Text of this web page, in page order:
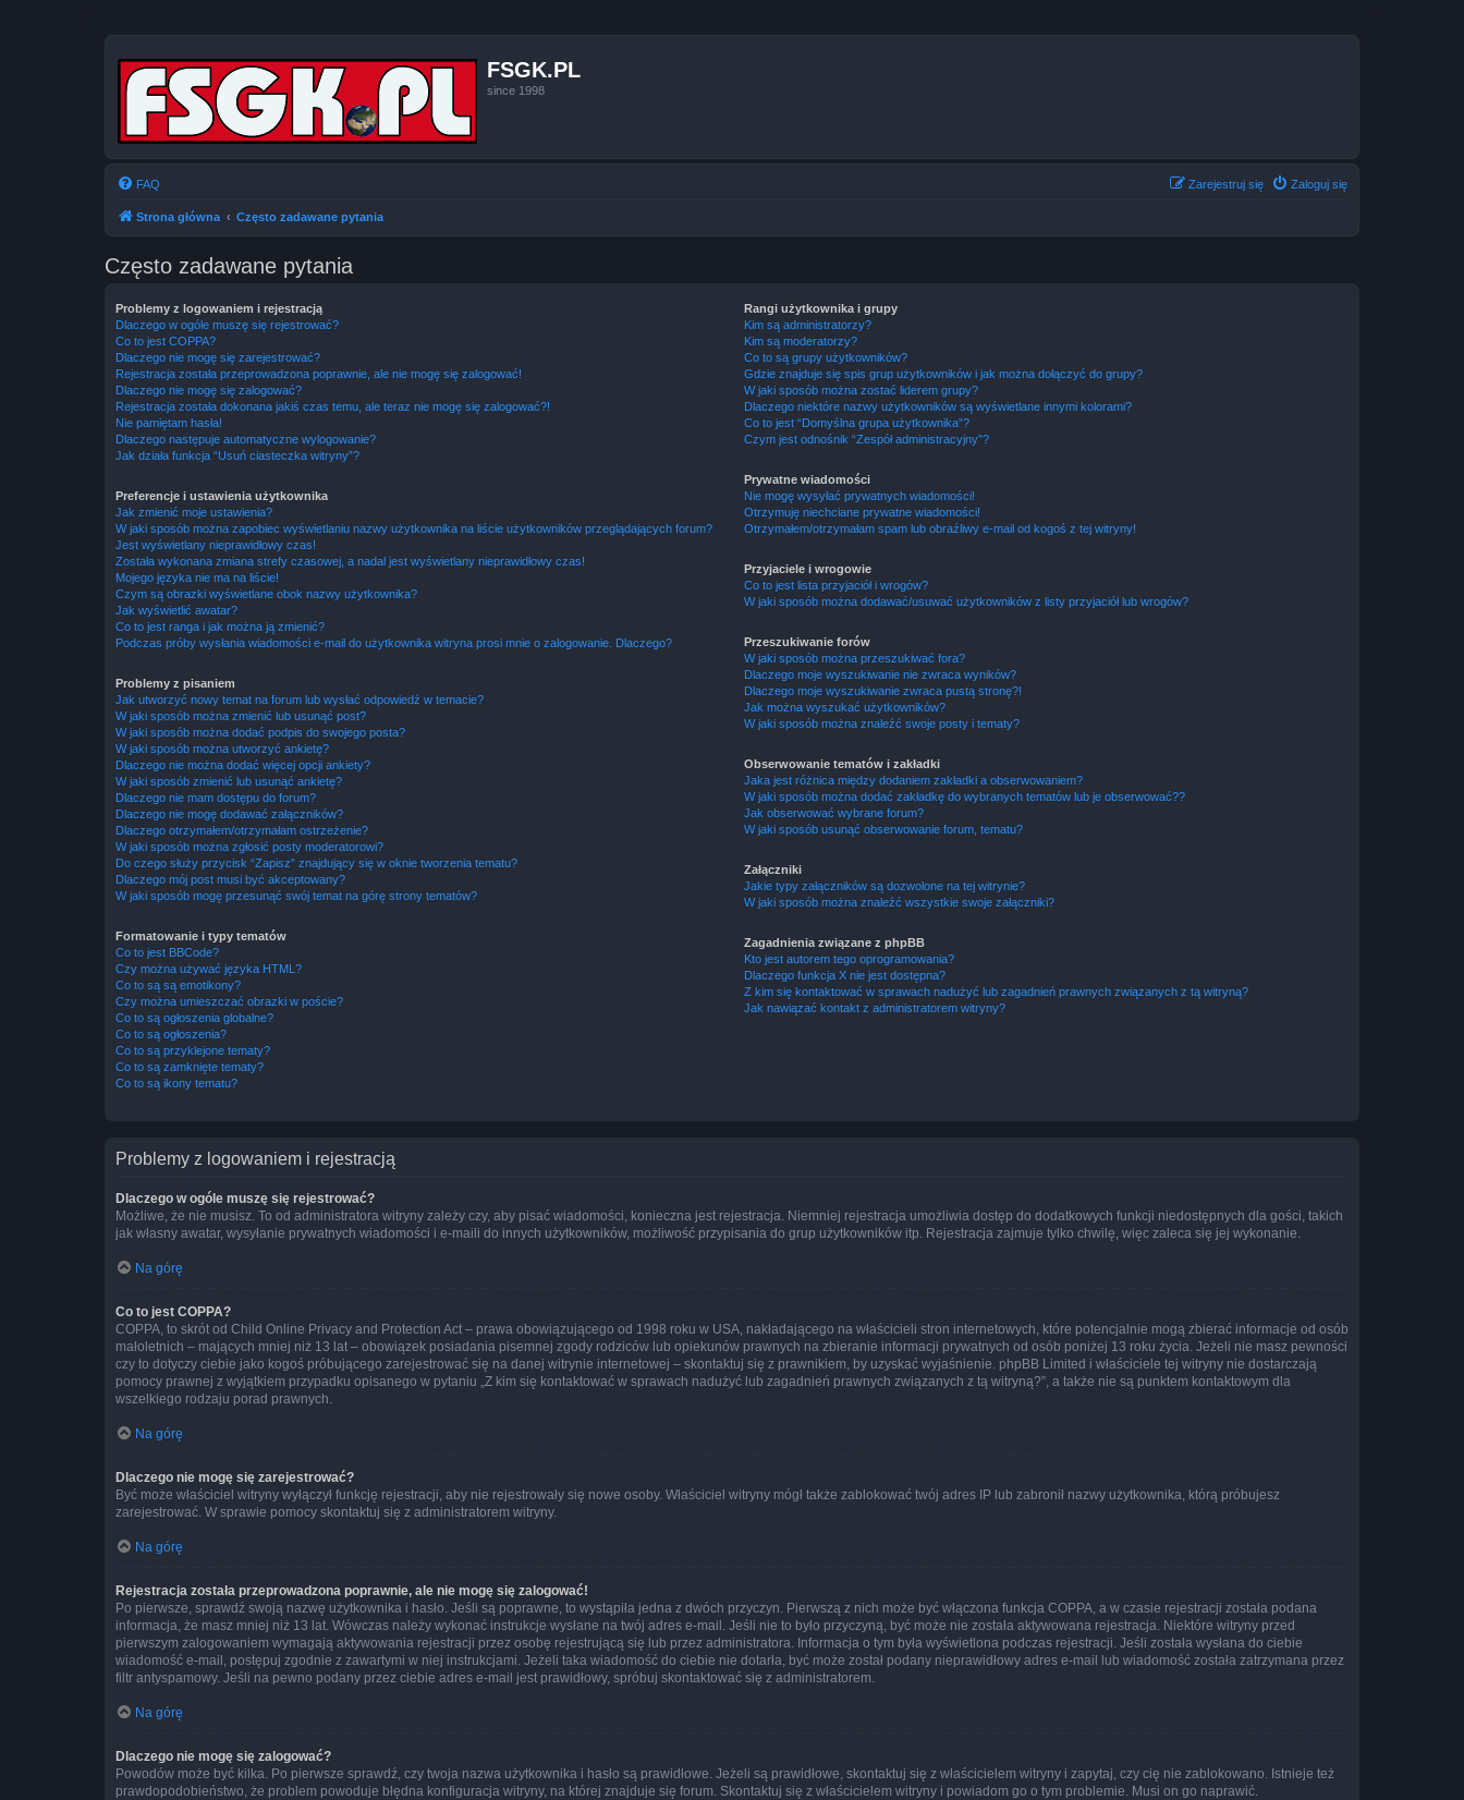
FSGK.PL
since 1998
FAQ Zaloguj się
Zarejestruj się
Strona główna Często zadawane pytania
Często zadawane pytania
Problemy z logowaniem i rejestracją
Dlaczego w ogóle muszę się rejestrować?
Co to jest COPPA?
Dlaczego nie mogę się zarejestrować?
Rejestracja została przeprowadzona poprawnie, ale nie mogę się zalogować!
Dlaczego nie mogę się zalogować?
Rejestracja została dokonana jakiś czas temu, ale teraz nie mogę się zalogować?!
Nie pamiętam hasła!
Dlaczego następuje automatyczne wylogowanie?
Jak działa funkcja “Usuń ciasteczka witryny”?
Preferencje i ustawienia użytkownika
Jak zmienić moje ustawienia?
W jaki sposób można zapobiec wyświetlaniu nazwy użytkownika na liście użytkowników przeglądających forum?
Jest wyświetlany nieprawidłowy czas!
Została wykonana zmiana strefy czasowej, a nadal jest wyświetlany nieprawidłowy czas!
Mojego języka nie ma na liście!
Czym są obrazki wyświetlane obok nazwy użytkownika?
Jak wyświetlić awatar?
Co to jest ranga i jak można ją zmienić?
Podczas próby wysłania wiadomości e-mail do użytkownika witryna prosi mnie o zalogowanie. Dlaczego?
Problemy z pisaniem
Jak utworzyć nowy temat na forum lub wysłać odpowiedź w temacie?
W jaki sposób można zmienić lub usunąć post?
W jaki sposób można dodać podpis do swojego posta?
W jaki sposób można utworzyć ankietę?
Dlaczego nie można dodać więcej opcji ankiety?
W jaki sposób zmienić lub usunąć ankietę?
Dlaczego nie mam dostępu do forum?
Dlaczego nie mogę dodawać załączników?
Dlaczego otrzymałem/otrzymałam ostrzeżenie?
W jaki sposób można zgłosić posty moderatorowi?
Do czego służy przycisk “Zapisz” znajdujący się w oknie tworzenia tematu?
Dlaczego mój post musi być akceptowany?
W jaki sposób mogę przesunąć swój temat na górę strony tematów?
Formatowanie i typy tematów
Co to jest BBCode?
Czy można używać języka HTML?
Co to są są emotikony?
Czy można umieszczać obrazki w poście?
Co to są ogłoszenia globalne?
Co to są ogłoszenia?
Co to są przyklejone tematy?
Co to są zamknięte tematy?
Co to są ikony tematu?
Rangi użytkownika i grupy
Kim są administratorzy?
Kim są moderatorzy?
Co to są grupy użytkowników?
Gdzie znajduje się spis grup użytkowników i jak można dołączyć do grupy?
W jaki sposób można zostać liderem grupy?
Dlaczego niektóre nazwy użytkowników są wyświetlane innymi kolorami?
Co to jest “Domyślna grupa użytkownika”?
Czym jest odnośnik “Zespół administracyjny”?
Prywatne wiadomości
Nie mogę wysyłać prywatnych wiadomości!
Otrzymuję niechciane prywatne wiadomości!
Otrzymałem/otrzymałam spam lub obraźliwy e-mail od kogoś z tej witryny!
Przyjaciele i wrogowie
Co to jest lista przyjaciół i wrogów?
W jaki sposób można dodawać/usuwać użytkowników z listy przyjaciół lub wrogów?
Przeszukiwanie forów
W jaki sposób można przeszukiwać fora?
Dlaczego moje wyszukiwanie nie zwraca wyników?
Dlaczego moje wyszukiwanie zwraca pustą stronę?!
Jak można wyszukać użytkowników?
W jaki sposób można znaleźć swoje posty i tematy?
Obserwowanie tematów i zakładki
Jaka jest różnica między dodaniem zakładki a obserwowaniem?
W jaki sposób można dodać zakładkę do wybranych tematów lub je obserwować??
Jak obserwować wybrane forum?
W jaki sposób usunąć obserwowanie forum, tematu?
Załączniki
Jakie typy załączników są dozwolone na tej witrynie?
W jaki sposób można znaleźć wszystkie swoje załączniki?
Zagadnienia związane z phpBB
Kto jest autorem tego oprogramowania?
Dlaczego funkcja X nie jest dostępna?
Z kim się kontaktować w sprawach nadużyć lub zagadnień prawnych związanych z tą witryną?
Jak nawiązać kontakt z administratorem witryny?
Problemy z logowaniem i rejestracją
Dlaczego w ogóle muszę się rejestrować?
Możliwe, że nie musisz. To od administratora witryny zależy czy, aby pisać wiadomości, konieczna jest rejestracja. Niemniej rejestracja umożliwia dostęp do dodatkowych funkcji niedostępnych dla gości, takich
jak własny awatar, wysyłanie prywatnych wiadomości i e-maili do innych użytkowników, możliwość przypisania do grup użytkowników itp. Rejestracja zajmuje tylko chwilę, więc zaleca się jej wykonanie.
Na górę
Co to jest COPPA?
COPPA, to skrót od Child Online Privacy and Protection Act – prawa obowiązującego od 1998 roku w USA, nakładającego na właścicieli stron internetowych, które potencjalnie mogą zbierać informacje od osób
małoletnich – mających mniej niż 13 lat – obowiązek posiadania pisemnej zgody rodziców lub opiekunów prawnych na zbieranie informacji prywatnych od osób poniżej 13 roku życia. Jeżeli nie masz pewności
czy to dotyczy ciebie jako kogoś próbującego zarejestrować się na danej witrynie internetowej – skontaktuj się z prawnikiem, by uzyskać wyjaśnienie. phpBB Limited i właściciele tej witryny nie dostarczają
pomocy prawnej z wyjątkiem przypadku opisanego w pytaniu „Z kim się kontaktować w sprawach nadużyć lub zagadnień prawnych związanych z tą witryną?”, a także nie są punktem kontaktowym dla
wszelkiego rodzaju porad prawnych.
Na górę
Dlaczego nie mogę się zarejestrować?
Być może właściciel witryny wyłączył funkcję rejestracji, aby nie rejestrowały się nowe osoby. Właściciel witryny mógł także zablokować twój adres IP lub zabronił nazwy użytkownika, którą próbujesz
zarejestrować. W sprawie pomocy skontaktuj się z administratorem witryny.
Na górę
Rejestracja została przeprowadzona poprawnie, ale nie mogę się zalogować!
Po pierwsze, sprawdź swoją nazwę użytkownika i hasło. Jeśli są poprawne, to wystąpiła jedna z dwóch przyczyn. Pierwszą z nich może być włączona funkcja COPPA, a w czasie rejestracji została podana
informacja, że masz mniej niż 13 lat. Wówczas należy wykonać instrukcje wysłane na twój adres e-mail. Jeśli nie to było przyczyną, być może nie została aktywowana rejestracja. Niektóre witryny przed
pierwszym zalogowaniem wymagają aktywowania rejestracji przez osobę rejestrującą się lub przez administratora. Informacja o tym była wyświetlona podczas rejestracji. Jeśli została wysłana do ciebie
wiadomość e-mail, postępuj zgodnie z zawartymi w niej instrukcjami. Jeżeli taka wiadomość do ciebie nie dotarła, być może został podany nieprawidłowy adres e-mail lub wiadomość została zatrzymana przez
filtr antyspamowy. Jeśli na pewno podany przez ciebie adres e-mail jest prawidłowy, spróbuj skontaktować się z administratorem.
Na górę
Dlaczego nie mogę się zalogować?
Powodów może być kilka. Po pierwsze sprawdź, czy twoja nazwa użytkownika i hasło są prawidłowe. Jeżeli są prawidłowe, skontaktuj się z właścicielem witryny i zapytaj, czy cię nie zablokowano. Istnieje też
prawdopodobieństwo, że problem powoduje błędna konfiguracja witryny, na której znajduje się forum. Skontaktuj się z właścicielem witryny i powiadom go o tym problemie. Musi on go naprawić.